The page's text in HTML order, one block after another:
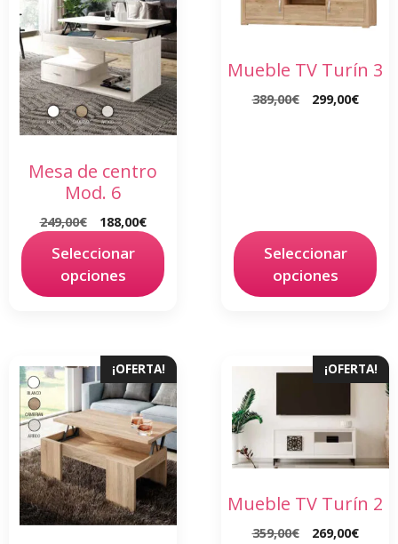
Mesa de centro
Mod. 6
249,00€ 188,00€
Seleccionar
opciones
Mueble TV Turín 3
389,00€ 299,00€
Seleccionar
opciones
¡OFERTA! ¡OFERTA!
Mueble TV Turín 2
359,00€ 269,00€